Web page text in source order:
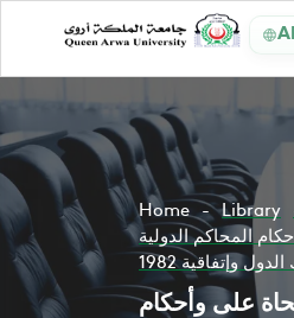
Home
Library
المحاكم الدولية
وإتفاقية 1982
على وأحكام